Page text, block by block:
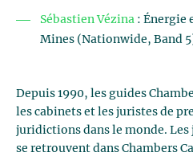
Sébastien Vézina : Énergie
Mines (Nationwide, Band
Depuis 1990, les guides
les cabinets et les juristes de
juridictions dans le monde.
se retrouvent dans Chambers